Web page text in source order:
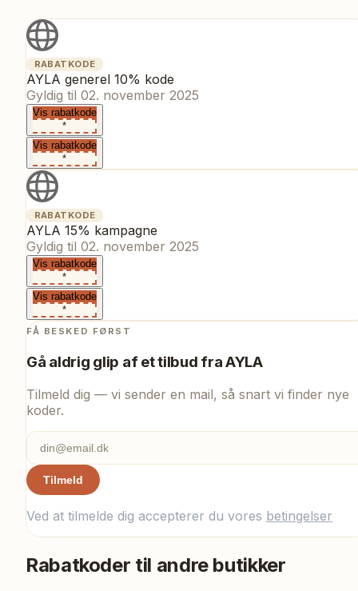
RABATKODE
AYLA generel 10% kode
Gyldig til 02. november 2025
Vis rabatkode
*
Vis rabatkode
*
RABATKODE
AYLA 15% kampagne
Gyldig til 02. november 2025
Vis rabatkode
*
Vis rabatkode
*
FÅ BESKED FØRST
Gå aldrig glip af et tilbud fraAYLA
Tilmeld dig — vi sender en mail, så snart vi finder nye
koder.
Tilmeld
Ved at tilmelde dig accepterer du vores betingelser
Rabatkoder til andre butikker